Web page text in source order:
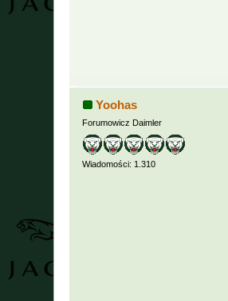
Yoohas
Forumowicz Daimler
Wiadomości: 1.310